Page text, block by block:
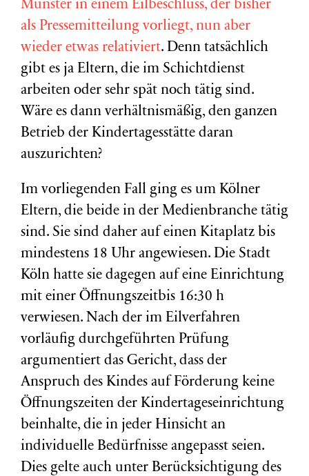
Münster in einem Eilbeschluss, der bisher
als Pressemitteilung vorliegt, nun aber
wieder etwas relativiert. Denn tatsächlich
gibt es ja Eltern, die im Schichtdienst
arbeiten oder sehr spät noch tätig sind.
Wäre es dann verhältnismäßig, den ganzen
Betrieb der Kindertagesstätte daran
auszurichten?
Im vorliegenden Fall ging es um Kölner
Eltern, die beide in der Medienbranche tätig
sind. Sie sind daher auf einen Kitaplatz bis
mindestens 18 Uhr angewiesen. Die Stadt
Köln hatte sie dagegen auf eine Einrichtung
mit einer Öffnungszeitbis 16:30 h
verwiesen. Nach der im Eilverfahren
vorläufig durchgeführten Prüfung
argumentiert das Gericht, dass der
Anspruch des Kindes auf Förderung keine
Öffnungszeiten der Kindertageseinrichtung
beinhalte, die in jeder Hinsicht an
individuelle Bedürfnisse angepasst seien.
Dies gelte auch unter Berücksichtigung des